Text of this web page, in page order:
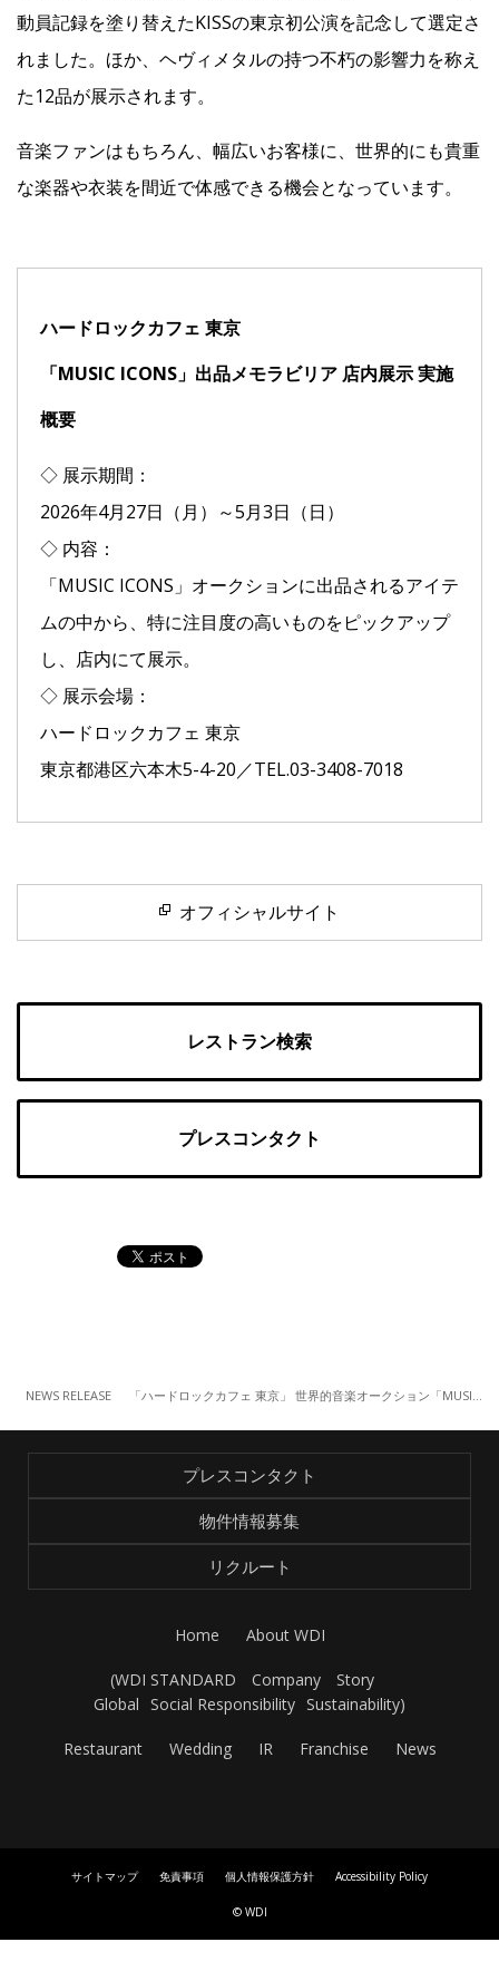
動員記録を塗り替えたKISSの東京初公演を記念して選定さ
れました。ほか、ヘヴィメタルの持つ不朽の影響力を称え
た12品が展示されます。
音楽ファンはもちろん、幅広いお客様に、世界的にも貴重
な楽器や衣装を間近で体感できる機会となっています。
ハードロックカフェ 東京
「MUSIC ICONS」出品メモラビリア 店内展示 実施
概要
◇ 展示期間：
2026年4月27日（月）～5月3日（日）
◇ 内容：
「MUSIC ICONS」オークションに出品されるアイテ
ムの中から、特に注目度の高いものをピックアップ
し、店内にて展示。
◇ 展示会場：
ハードロックカフェ 東京
東京都港区六本木5-4-20／TEL.03-3408-7018
オフィシャルサイト
レストラン検索
プレスコンタクト
NEWS RELEASE 「ハードロックカフェ 東京」 世界的音楽オークション「MUSIC ICONS」 開催に先駆け、貴重なメモラビリアを期間限定展示
プレスコンタクト
物件情報募集
リクルート
Home About WDI
(WDI STANDARD Company
Story
Global Social Responsibility Sustainability)
Restaurant Wedding IR Franchise News
サイトマップ 免責事項 個人情報保護方針 Accessibility Policy
© WDI